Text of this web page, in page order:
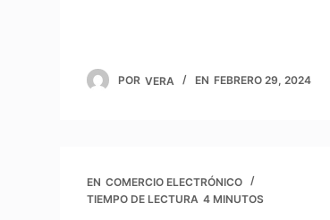
POR VERA EN FEBRERO 29, 2024
EN COMERCIO ELECTRÓNICO
TIEMPO DE LECTURA 4 MINUTOS